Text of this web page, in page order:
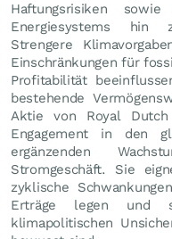
Haftungsrisiken
Energiesystems hin
Strengere
Einschränkungen für
Profitabilität
bestehende
Aktie von Royal
Engagement in den
ergänzenden
Stromgeschäft. Sie
zyklische
Erträge legen und
klimapolitischen